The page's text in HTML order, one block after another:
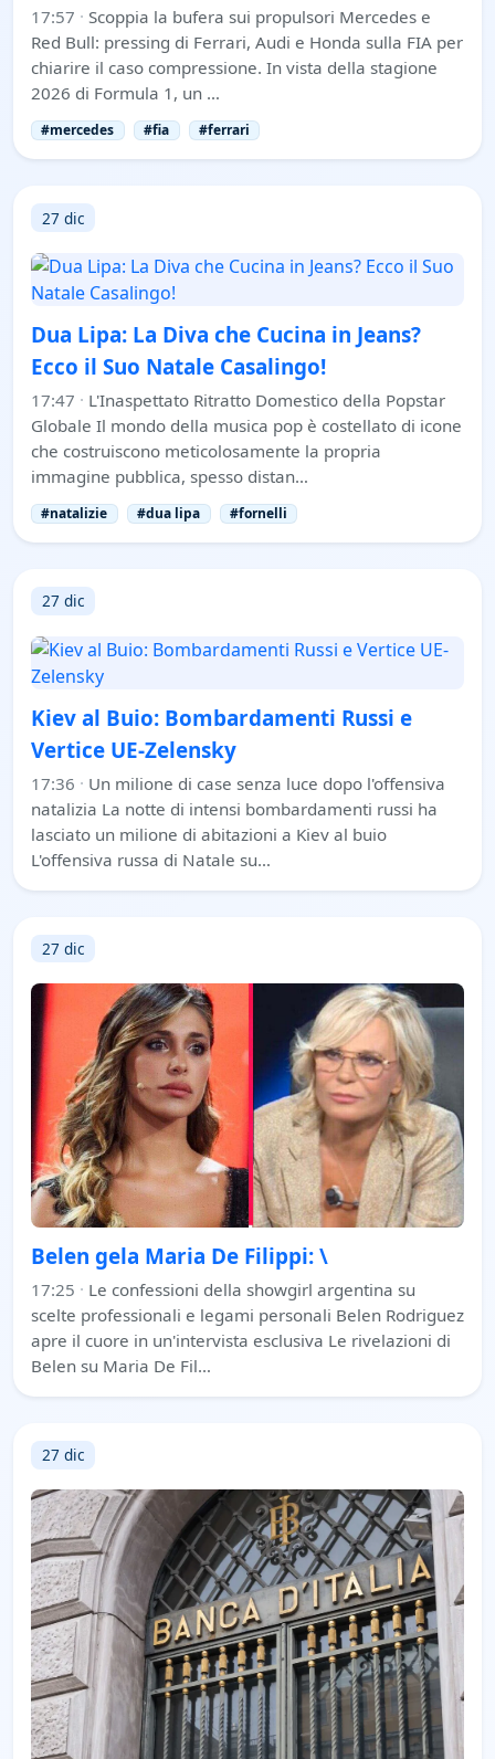
17:57 · Scoppia la bufera sui propulsori Mercedes e
Red Bull: pressing di Ferrari, Audi e Honda sulla FIA per
chiarire il caso compressione. In vista della stagione
2026 di Formula 1, un …
#mercedes #fia #ferrari
27 dic
Dua Lipa: La Diva che Cucina in Jeans?
Ecco il Suo Natale Casalingo!
17:47 · L'Inaspettato Ritratto Domestico della Popstar
Globale Il mondo della musica pop è costellato di icone
che costruiscono meticolosamente la propria
immagine pubblica, spesso distan…
#natalizie #dua lipa #fornelli
27 dic
Kiev al Buio: Bombardamenti Russi e
Vertice UE-Zelensky
17:36 · Un milione di case senza luce dopo l'offensiva
natalizia La notte di intensi bombardamenti russi ha
lasciato un milione di abitazioni a Kiev al buio
L'offensiva russa di Natale su…
27 dic
Belen gela Maria De Filippi: \
17:25 · Le confessioni della showgirl argentina su
scelte professionali e legami personali Belen Rodriguez
apre il cuore in un'intervista esclusiva Le rivelazioni di
Belen su Maria De Fil…
27 dic